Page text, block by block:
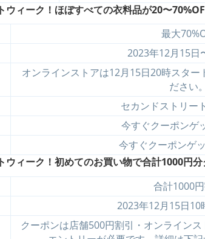
ウィーク！ほぼすべての衣料品が20〜
最大
2023年12月15日
オンラインストアは12月15日20時スター
ださい。
セカンドストリー
今すぐクーポンゲ
今すぐクーポンゲ
ウィーク！初めてのお買い物で合計1000円
合計1000
2023年12月15日10
クーポンは店舗500円割引・オンラインス